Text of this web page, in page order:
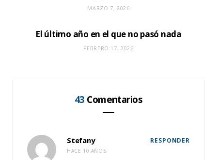
MARZO 7, 2026
El último año en el que no pasó nada
FEBRERO 17, 2026
43 Comentarios
Stefany
HACE 10 AÑOS
RESPONDER